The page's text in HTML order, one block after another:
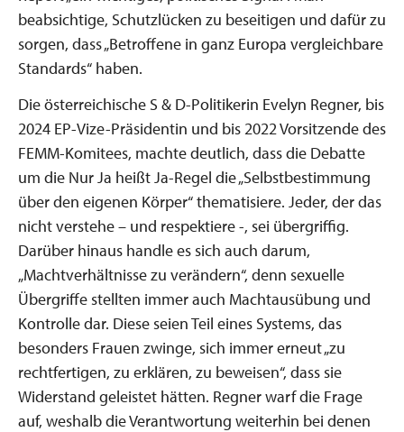
beabsichtige, Schutzlücken zu beseitigen und dafür zu
sorgen, dass „Betroffene in ganz Europa vergleichbare
Standards“ haben.
Die österreichische S & D-Politikerin Evelyn Regner, bis
2024 EP-Vize-Präsidentin und bis 2022 Vorsitzende des
FEMM-Komitees, machte deutlich, dass die Debatte
um die Nur Ja heißt Ja-Regel die „Selbstbestimmung
über den eigenen Körper“ thematisiere. Jeder, der das
nicht verstehe – und respektiere -, sei übergriffig.
Darüber hinaus handle es sich auch darum,
„Machtverhältnisse zu verändern“, denn sexuelle
Übergriffe stellten immer auch Machtausübung und
Kontrolle dar. Diese seien Teil eines Systems, das
besonders Frauen zwinge, sich immer erneut „zu
rechtfertigen, zu erklären, zu beweisen“, dass sie
Widerstand geleistet hätten. Regner warf die Frage
auf, weshalb die Verantwortung weiterhin bei denen